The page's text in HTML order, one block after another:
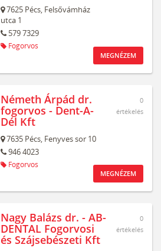
7625 Pécs, Felsővámház
utca 1
579 7329
Fogorvos
MEGNÉZEM
Németh Árpád dr.
fogorvos - Dent-A-
Dél Kft
7635 Pécs, Fenyves sor 10
946 4023
Fogorvos
0
értékelés
MEGNÉZEM
Nagy Balázs dr. - AB-
DENTAL Fogorvosi
és Szájsebészeti Kft
0
értékelés